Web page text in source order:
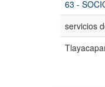
63 -
servicios